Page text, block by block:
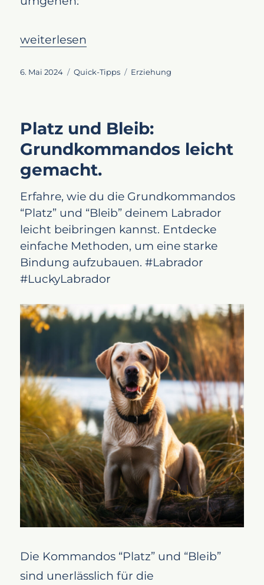
„Labrador Erziehung: Vermeide diese
weiterlesen
Veröffentlicht
6. Mai 2024 Kategorien
Quick-Tipps Schlagwörter
Erziehung
Platz und Bleib:
Grundkommandos leicht
gemacht.
Erfahre, wie du die Grundkommandos
“Platz” und “Bleib” deinem Labrador
leicht beibringen kannst. Entdecke
einfache Methoden, um eine starke
Bindung aufzubauen. #Labrador
#LuckyLabrador
Die Kommandos “Platz” und “Bleib”
sind unerlässlich für die